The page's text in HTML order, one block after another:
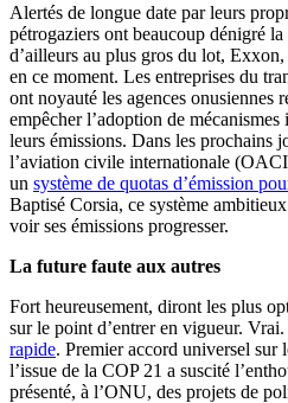
Alertés de longue date par leurs
pétrogaziers ont beaucoup dénigré
d’ailleurs au plus gros du lot,
en ce moment. Les entreprises du
ont noyauté les agences onusiennes
empêcher l’adoption de
leurs émissions. Dans les prochains
l’aviation civile internationale
un système de quotas d’émission
Baptisé Corsia, ce système
voir ses émissions progresser.
La future faute aux autres
Fort heureusement, diront les plus
sur le point d’entrer en vigueur.
rapide. Premier accord universel sur
l’issue de la COP 21 a suscité
présenté, à l’ONU, des projets de